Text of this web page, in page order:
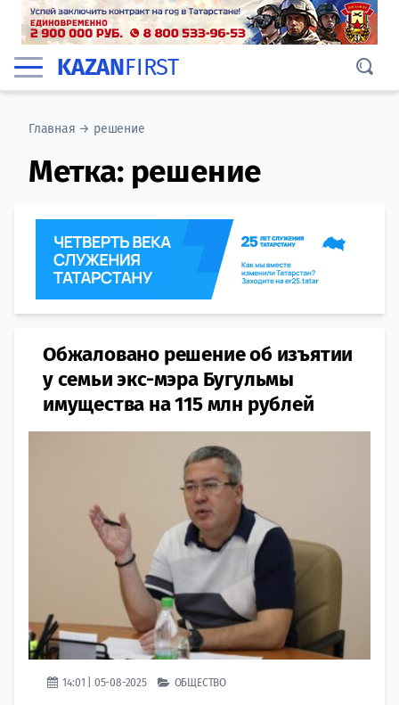
KAZANFIRST
Главная → решение
Метка: решение
Обжаловано решение об изъятии
у семьи экс-мэра Бугульмы
имущества на 115 млн рублей
14:01 | 05-08-2025 ОБЩЕСТВО